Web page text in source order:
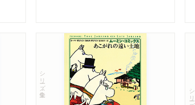
シリーズ・全集
シリーズ・全集